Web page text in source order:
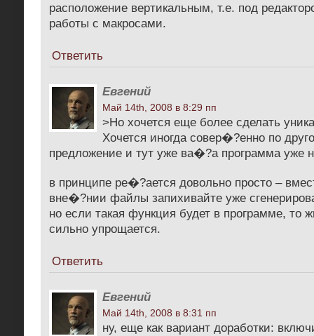
расположение вертикальным, т.е. под
работы с макросами.
Ответить
Евгений
Май 14th, 2008 в 8:29 пп
>Но хочется еще более сделать
Хочется иногда совер�?енно по
предложение и тут уже ва�?а программа уже
в принципе ре�?ается довольно просто –
вне�?нии файлы запихивайте уже
но если такая функция будет в программе, то
сильно упрощается.
Ответить
Евгений
Май 14th, 2008 в 8:31 пп
ну, еще как вариант доработки: